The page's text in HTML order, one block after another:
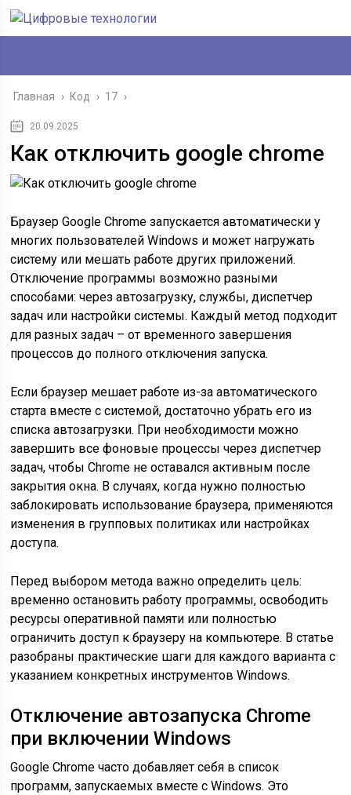
Главная › Код › 17 ›
20.09.2025
Как отключить google chrome
Браузер Google Chrome запускается автоматически у
многих пользователей Windows и может нагружать
систему или мешать работе других приложений.
Отключение программы возможно разными
способами: через автозагрузку, службы, диспетчер
задач или настройки системы. Каждый метод подходит
для разных задач – от временного завершения
процессов до полного отключения запуска.
Если браузер мешает работе из-за автоматического
старта вместе с системой, достаточно убрать его из
списка автозагрузки. При необходимости можно
завершить все фоновые процессы через диспетчер
задач, чтобы Chrome не оставался активным после
закрытия окна. В случаях, когда нужно полностью
заблокировать использование браузера, применяются
изменения в групповых политиках или настройках
доступа.
Перед выбором метода важно определить цель:
временно остановить работу программы, освободить
ресурсы оперативной памяти или полностью
ограничить доступ к браузеру на компьютере. В статье
разобраны практические шаги для каждого варианта с
указанием конкретных инструментов Windows.
Отключение автозапуска Chrome
при включении Windows
Google Chrome часто добавляет себя в список
программ, запускаемых вместе с Windows. Это